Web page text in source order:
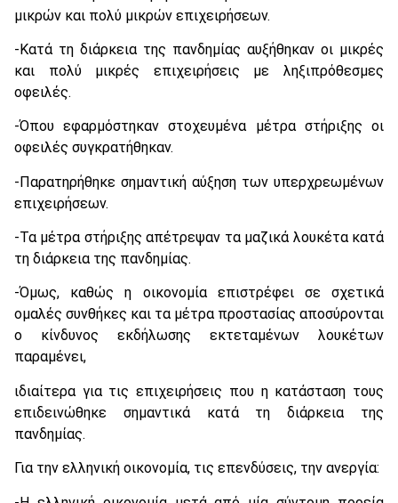
μικρών και πολύ μικρών επιχειρήσεων.
-Κατά τη διάρκεια της πανδημίας αυξήθηκαν οι μικρές
και πολύ μικρές επιχειρήσεις με ληξιπρόθεσμες
οφειλές.
-Όπου εφαρμόστηκαν στοχευμένα μέτρα στήριξης οι
οφειλές συγκρατήθηκαν.
-Παρατηρήθηκε σημαντική αύξηση των υπερχρεωμένων
επιχειρήσεων.
-Τα μέτρα στήριξης απέτρεψαν τα μαζικά λουκέτα κατά
τη διάρκεια της πανδημίας.
-Όμως, καθώς η οικονομία επιστρέφει σε σχετικά
ομαλές συνθήκες και τα μέτρα προστασίας αποσύρονται
ο κίνδυνος εκδήλωσης εκτεταμένων λουκέτων
παραμένει,
ιδιαίτερα για τις επιχειρήσεις που η κατάσταση τους
επιδεινώθηκε σημαντικά κατά τη διάρκεια της
πανδημίας.
Για την ελληνική οικονομία, τις επενδύσεις, την ανεργία: